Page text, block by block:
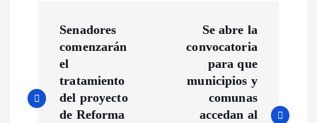
v
Senadores
comenzarán
el
tratamiento
del proyecto
de Reforma
Se abre la
convocatoria
para que
municipios y
comunas
accedan al